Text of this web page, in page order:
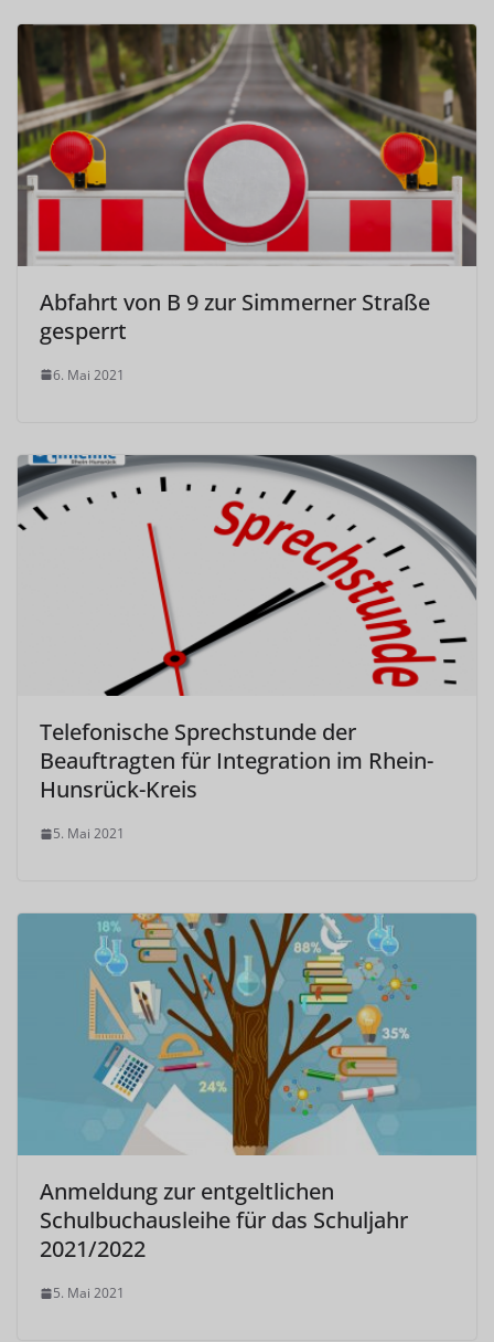
Abfahrt von B 9 zur Simmerner Straße
gesperrt
6. Mai 2021
Telefonische Sprechstunde der
Beauftragten für Integration im Rhein-
Hunsrück-Kreis
5. Mai 2021
Anmeldung zur entgeltlichen
Schulbuchausleihe für das Schuljahr
2021/2022
5. Mai 2021